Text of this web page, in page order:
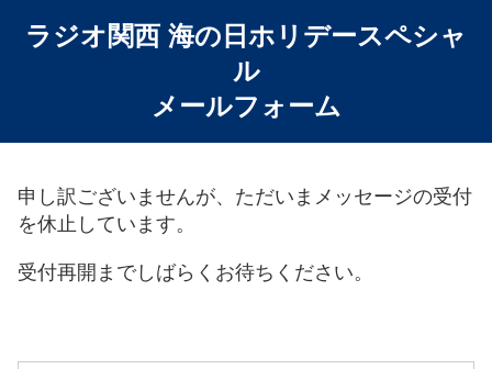
ラジオ関西 海の日ホリデースペシャ
ル
メールフォーム
申し訳ございませんが、ただいまメッセージの受付
を休止しています。
受付再開までしばらくお待ちください。